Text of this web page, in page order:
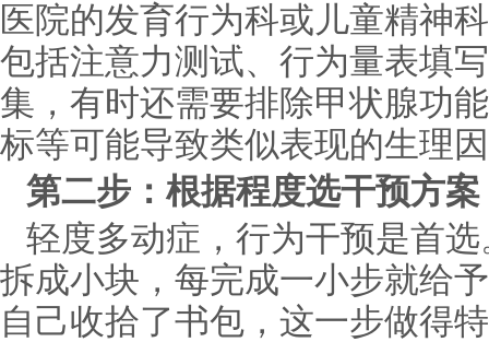
医院的发育行为科或儿童精神
包括注意力测试、行为量表填
集，有时还需要排除甲状腺功
标等可能导致类似表现的生理
第二步：根据程度选干预方案
轻度多动症，行为干预是首
拆成小块，每完成一小步就给
自己收拾了书包，这一步做得